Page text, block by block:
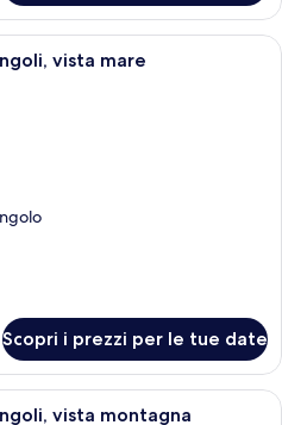
Una moderna camera d'hotel con
vista mare
Scopri i prezzi per le tue date
Una moderna camera d'hotel con
vista montagna